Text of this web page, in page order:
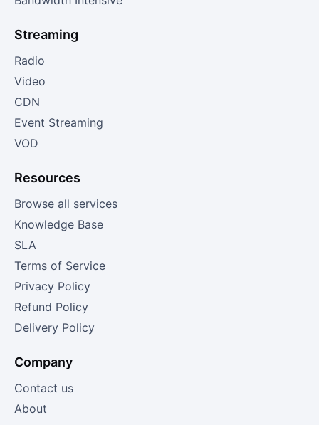
Streaming
Radio
Video
CDN
Event Streaming
VOD
Resources
Browse all services
Knowledge Base
SLA
Terms of Service
Privacy Policy
Refund Policy
Delivery Policy
Company
Contact us
About